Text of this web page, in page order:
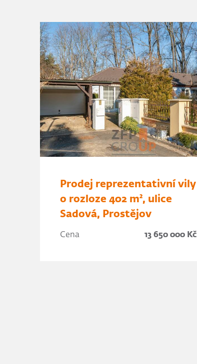
Prodej reprezentativní vily
o rozloze 402 m², ulice
Sadová, Prostějov
Cena 13 650 000 Kč